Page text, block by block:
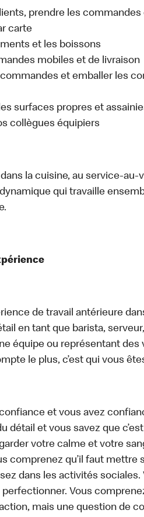
prendre les
carte
et les boissons
mobiles et de livraison
et emballer les
surfaces propres et
collègues équipiers
la cuisine, au service-
qui travaille
de travail antérieure
en tant que barista,
équipe ou représentant
le plus, c’est qui vous
et vous avez
détail et vous savez que
votre calme et votre
comprenez qu’il faut mettre
dans les activités
Vous
mais une question de